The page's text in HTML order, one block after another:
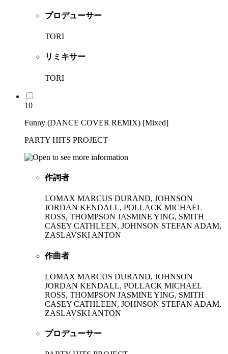
プロデューサー
TORI
リミキサー
TORI
10
Funny (DANCE COVER REMIX) [Mixed]
PARTY HITS PROJECT
作詞者
LOMAX MARCUS DURAND, JOHNSON
JORDAN KENDALL, POLLACK MICHAEL
ROSS, THOMPSON JASMINE YING, SMITH
CASEY CATHLEEN, JOHNSON STEFAN ADAM,
ZASLAVSKI ANTON
作曲者
LOMAX MARCUS DURAND, JOHNSON
JORDAN KENDALL, POLLACK MICHAEL
ROSS, THOMPSON JASMINE YING, SMITH
CASEY CATHLEEN, JOHNSON STEFAN ADAM,
ZASLAVSKI ANTON
プロデューサー